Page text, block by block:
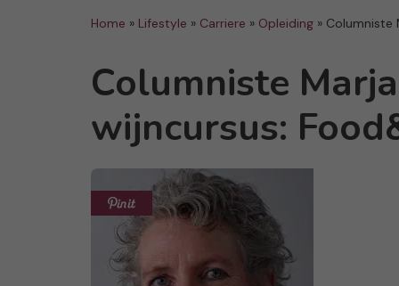
Home » Lifestyle » Carriere » Opleiding » Columniste
Columniste
wijncursus: